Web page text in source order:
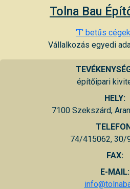
Tolna Bau
'T' betűs
Vállalkozás egyedi
építőipari
HELY:
7100 Szekszárd,
74/415062, 30/
FAX:
E-MAIL: